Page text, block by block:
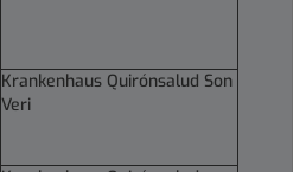
Krankenhaus Quirónsalud Son
Veri